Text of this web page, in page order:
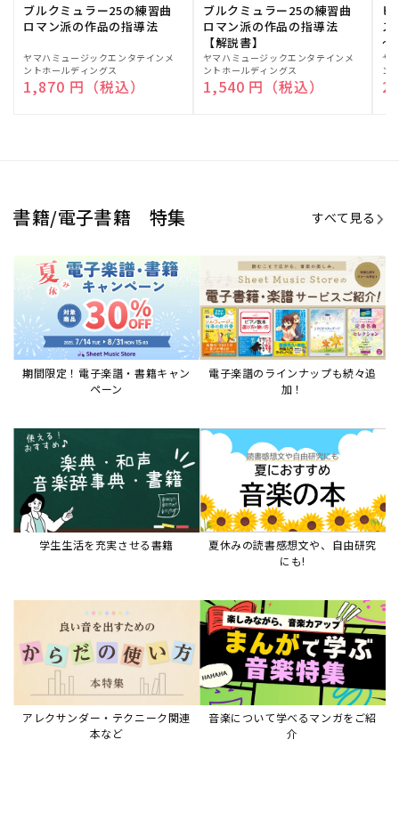
ブルクミュラー25の練習曲
ロマン派の作品の指導法
販
売
元:
ヤマハミュージックエンタテインメ
ントホールディングス
通常価格
1,870 円（税込）
ブルクミュラー25の練習曲
ロマン派の作品の指導法
【解説書】
販
売
元:
ヤマハミュージックエンタテインメ
ントホールディングス
通常価格
1,540 円（税込）
ピ
ス
～
販
売
元:
ヤ
ン
書籍/電子書籍 特集 すべて見る
期間限定！電子楽譜・書籍キャン
ペーン
電子楽譜のラインナップも続々追
加！
学生生活を充実させる書籍
夏休みの読書感想文や、自由研究
にも!
アレクサンダー・テクニーク関連
本など
音楽について学べるマンガをご紹
介